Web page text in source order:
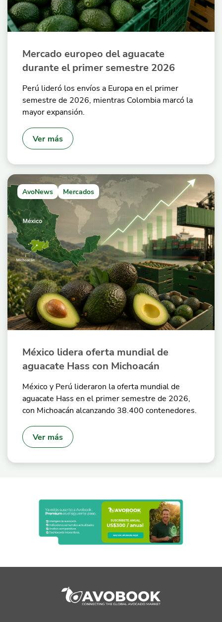
Mercado europeo del aguacate
durante el primer semestre 2026
Perú lideró los envíos a Europa en el primer
semestre de 2026, mientras Colombia marcó la
mayor expansión.
Ver más
AvoNews Mercados
México lidera oferta mundial de
aguacate Hass con Michoacán
México y Perú lideraron la oferta mundial de
aguacate Hass en el primer semestre de 2026,
con Michoacán alcanzando 38.400 contenedores.
Ver más